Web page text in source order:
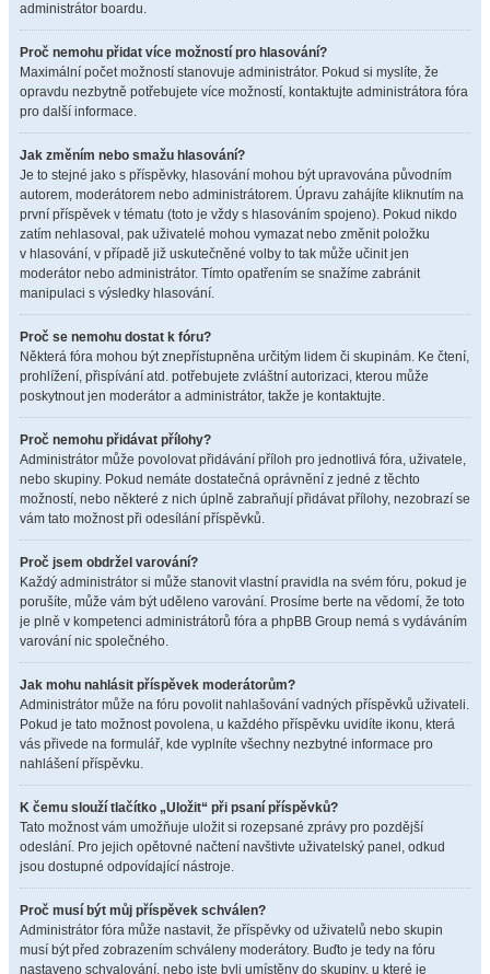
administrátor boardu.
Proč nemohu přidat více možností pro hlasování?
Maximální počet možností stanovuje administrátor. Pokud si myslíte, že
opravdu nezbytně potřebujete více možností, kontaktujte administrátora fóra
pro další informace.
Jak změním nebo smažu hlasování?
Je to stejné jako s příspěvky, hlasování mohou být upravována původním
autorem, moderátorem nebo administrátorem. Úpravu zahájíte kliknutím na
první příspěvek v tématu (toto je vždy s hlasováním spojeno). Pokud nikdo
zatím nehlasoval, pak uživatelé mohou vymazat nebo změnit položku
v hlasování, v případě již uskutečněné volby to tak může učinit jen
moderátor nebo administrátor. Tímto opatřením se snažíme zabránit
manipulaci s výsledky hlasování.
Proč se nemohu dostat k fóru?
Některá fóra mohou být znepřístupněna určitým lidem či skupinám. Ke čtení,
prohlížení, přispívání atd. potřebujete zvláštní autorizaci, kterou může
poskytnout jen moderátor a administrátor, takže je kontaktujte.
Proč nemohu přidávat přílohy?
Administrátor může povolovat přidávání příloh pro jednotlivá fóra, uživatele,
nebo skupiny. Pokud nemáte dostatečná oprávnění z jedné z těchto
možností, nebo některé z nich úplně zabraňují přidávat přílohy, nezobrazí se
vám tato možnost při odesílání příspěvků.
Proč jsem obdržel varování?
Každý administrátor si může stanovit vlastní pravidla na svém fóru, pokud je
porušíte, může vám být uděleno varování. Prosíme berte na vědomí, že toto
je plně v kompetenci administrátorů fóra a phpBB Group nemá s vydáváním
varování nic společného.
Jak mohu nahlásit příspěvek moderátorům?
Administrátor může na fóru povolit nahlašování vadných příspěvků uživateli.
Pokud je tato možnost povolena, u každého příspěvku uvidíte ikonu, která
vás přivede na formulář, kde vyplníte všechny nezbytné informace pro
nahlášení příspěvku.
K čemu slouží tlačítko „Uložit“ při psaní příspěvků?
Tato možnost vám umožňuje uložit si rozepsané zprávy pro pozdější
odeslání. Pro jejich opětovné načtení navštivte uživatelský panel, odkud
jsou dostupné odpovídající nástroje.
Proč musí být můj příspěvek schválen?
Administrátor fóra může nastavit, že příspěvky od uživatelů nebo skupin
musí být před zobrazením schváleny moderátory. Buďto je tedy na fóru
nastaveno schvalování, nebo jste byli umístěny do skupiny, u které je